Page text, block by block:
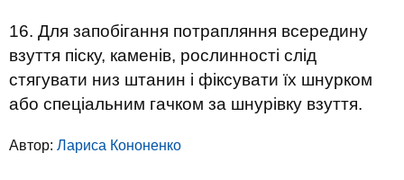
16. Для запобігання потрапляння всередину
взуття піску, каменів, рослинності слід
стягувати низ штанин і фіксувати їх шнурком
або спеціальним гачком за шнурівку взуття.
Автор: Лариса Кононенко